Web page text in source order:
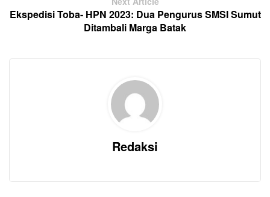
Ekspedisi Toba- HPN 2023: Dua Pengurus SMSI Sumut
Ditambali Marga Batak
Redaksi